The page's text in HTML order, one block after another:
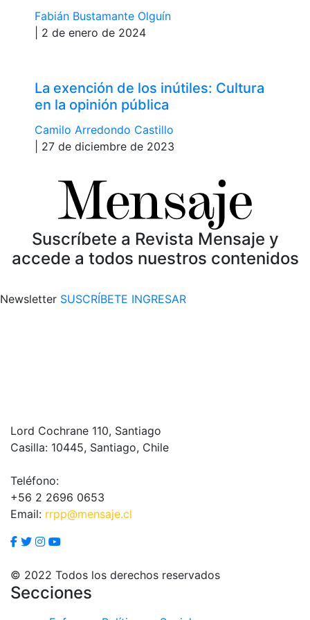
Fabián Bustamante Olguín
| 2 de enero de 2024
La exención de los inútiles: Cultura
en la opinión pública
Camilo Arredondo Castillo
| 27 de diciembre de 2023
Suscríbete a Revista Mensaje y
accede a todos nuestros contenidos
Newsletter SUSCRÍBETE INGRESAR
Lord Cochrane 110, Santiago
Casilla: 10445, Santiago, Chile
Teléfono:
+56 2 2696 0653
Email: rrpp@mensaje.cl
© 2022 Todos los derechos reservados
Secciones